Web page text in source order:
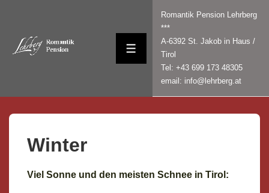
Inhalt
MENÜ
Romantik Pension Lehrberg
***
A-6392 St. Jakob in Haus /
Tirol
Tel: +43 699 173 48305
email: info@lehrberg.at
Winter
Viel Sonne und den meisten Schnee in Tirol: